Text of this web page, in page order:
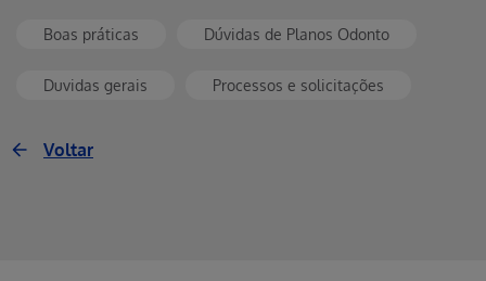
Boas práticas Dúvidas de Planos Odonto
Duvidas gerais Processos e solicitações
Voltar